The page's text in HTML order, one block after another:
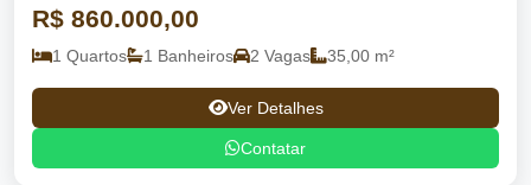
R$ 860.000,00
1 Quartos 1 Banheiros 2 Vagas 35,00 m²
Ver Detalhes
Contatar